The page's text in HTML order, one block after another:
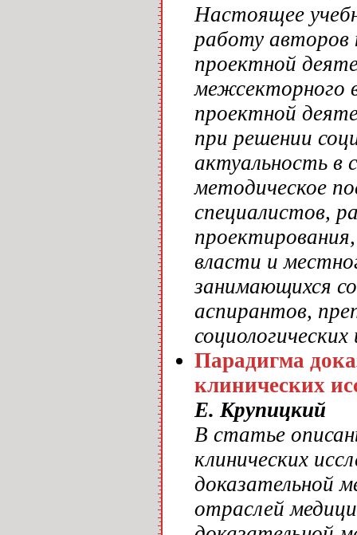
Настоящее
работу авторов
проектной
межсекторного
проектной
при решении
актуальность в
методическое
специалистов,
власти и
занимающихся
аспирантов,
Парадигма
клинических
Е. Крупицкий
В статье
клинических
доказательной
отраслей